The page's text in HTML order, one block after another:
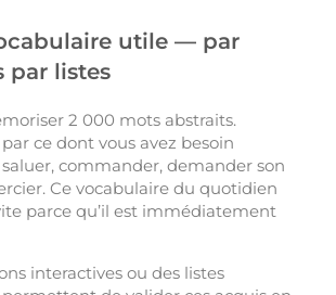
utile — par
par listes
2 000 mots abstraits.
ce dont vous avez besoin
commander, demander son
Ce vocabulaire du quotidien
parce qu’il est immédiatement
interactives ou des listes